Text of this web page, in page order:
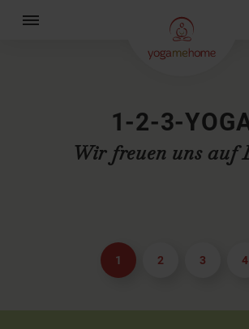
1-2-3-
Wir freuen uns auf
1 2 3 4